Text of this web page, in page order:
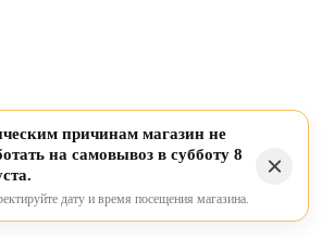
причинам магазин не
на самовывоз в субботу 8
дату и время посещения магазина.